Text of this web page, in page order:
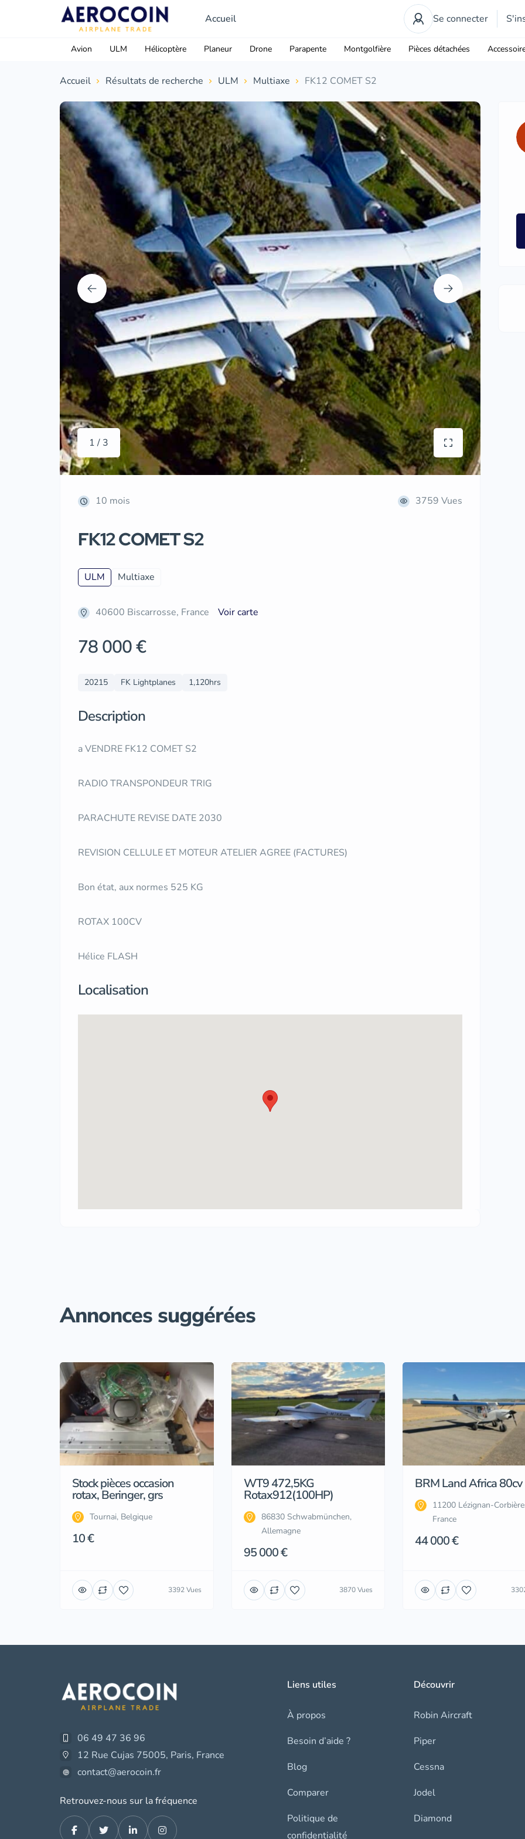
Accueil Se connecter
Avion ULM Hélicoptère Planeur Drone Parapente Montgolfière Pièces détachées
Accueil Résultats de recherche ULM Multiaxe FK12 COMET S2
1 / 3
10 mois 3759 Vues
FK12 COMET S2
ULM Multiaxe
40600 Biscarrosse, France Voir carte
78 000 €
20215 FK Lightplanes 1,120hrs
Description
a VENDRE FK12 COMET S2
RADIO TRANSPONDEUR TRIG
PARACHUTE REVISE DATE 2030
REVISION CELLULE ET MOTEUR ATELIER AGREE (FACTURES)
Bon état, aux normes 525 KG
ROTAX 100CV
Hélice FLASH
Localisation
Annonces suggérées
Stock pièces occasion
rotax, Beringer, grs
Tournai, Belgique
10 €
3392 Vues
WT9 472,5KG
Rotax912(100HP)
86830 Schwabmünchen,
Allemagne
95 000 €
3870 Vues
BRM Land Africa 80cv
11200 Lézignan-
France
44 000 €
06 49 47 36 96
12 Rue Cujas 75005, Paris, France
contact@aerocoin.fr
Retrouvez-nous sur la fréquence
Liens utiles
À propos
Besoin d’aide ?
Blog
Comparer
Politique de
confidentialité
Découvrir
Robin Aircraft
Piper
Cessna
Jodel
Diamond